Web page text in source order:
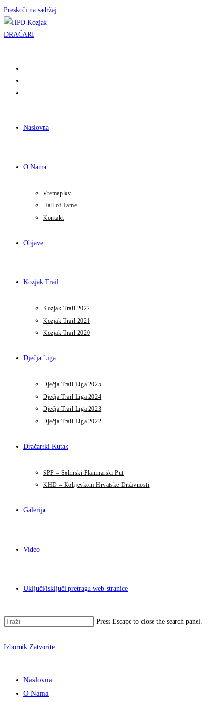
Preskoči na sadržaj
Naslovna
O Nama
Vremeplov
Hall of Fame
Kontakt
Objave
Kozjak Trail
Kozjak Trail 2022
Kozjak Trail 2021
Kozjak Trail 2020
Dječja Liga
Dječja Trail Liga 2025
Dječja Trail Liga 2024
Dječja Trail Liga 2023
Dječja Trail Liga 2022
Dračarski Kutak
SPP – Solinski Planinarski Put
KHD – Kolijevkom Hrvatske Državnosti
Galerija
Video
Uključi/isključi pretragu web-stranice
Press Escape to close the search panel.
Izbornik Zatvorite
Naslovna
O Nama